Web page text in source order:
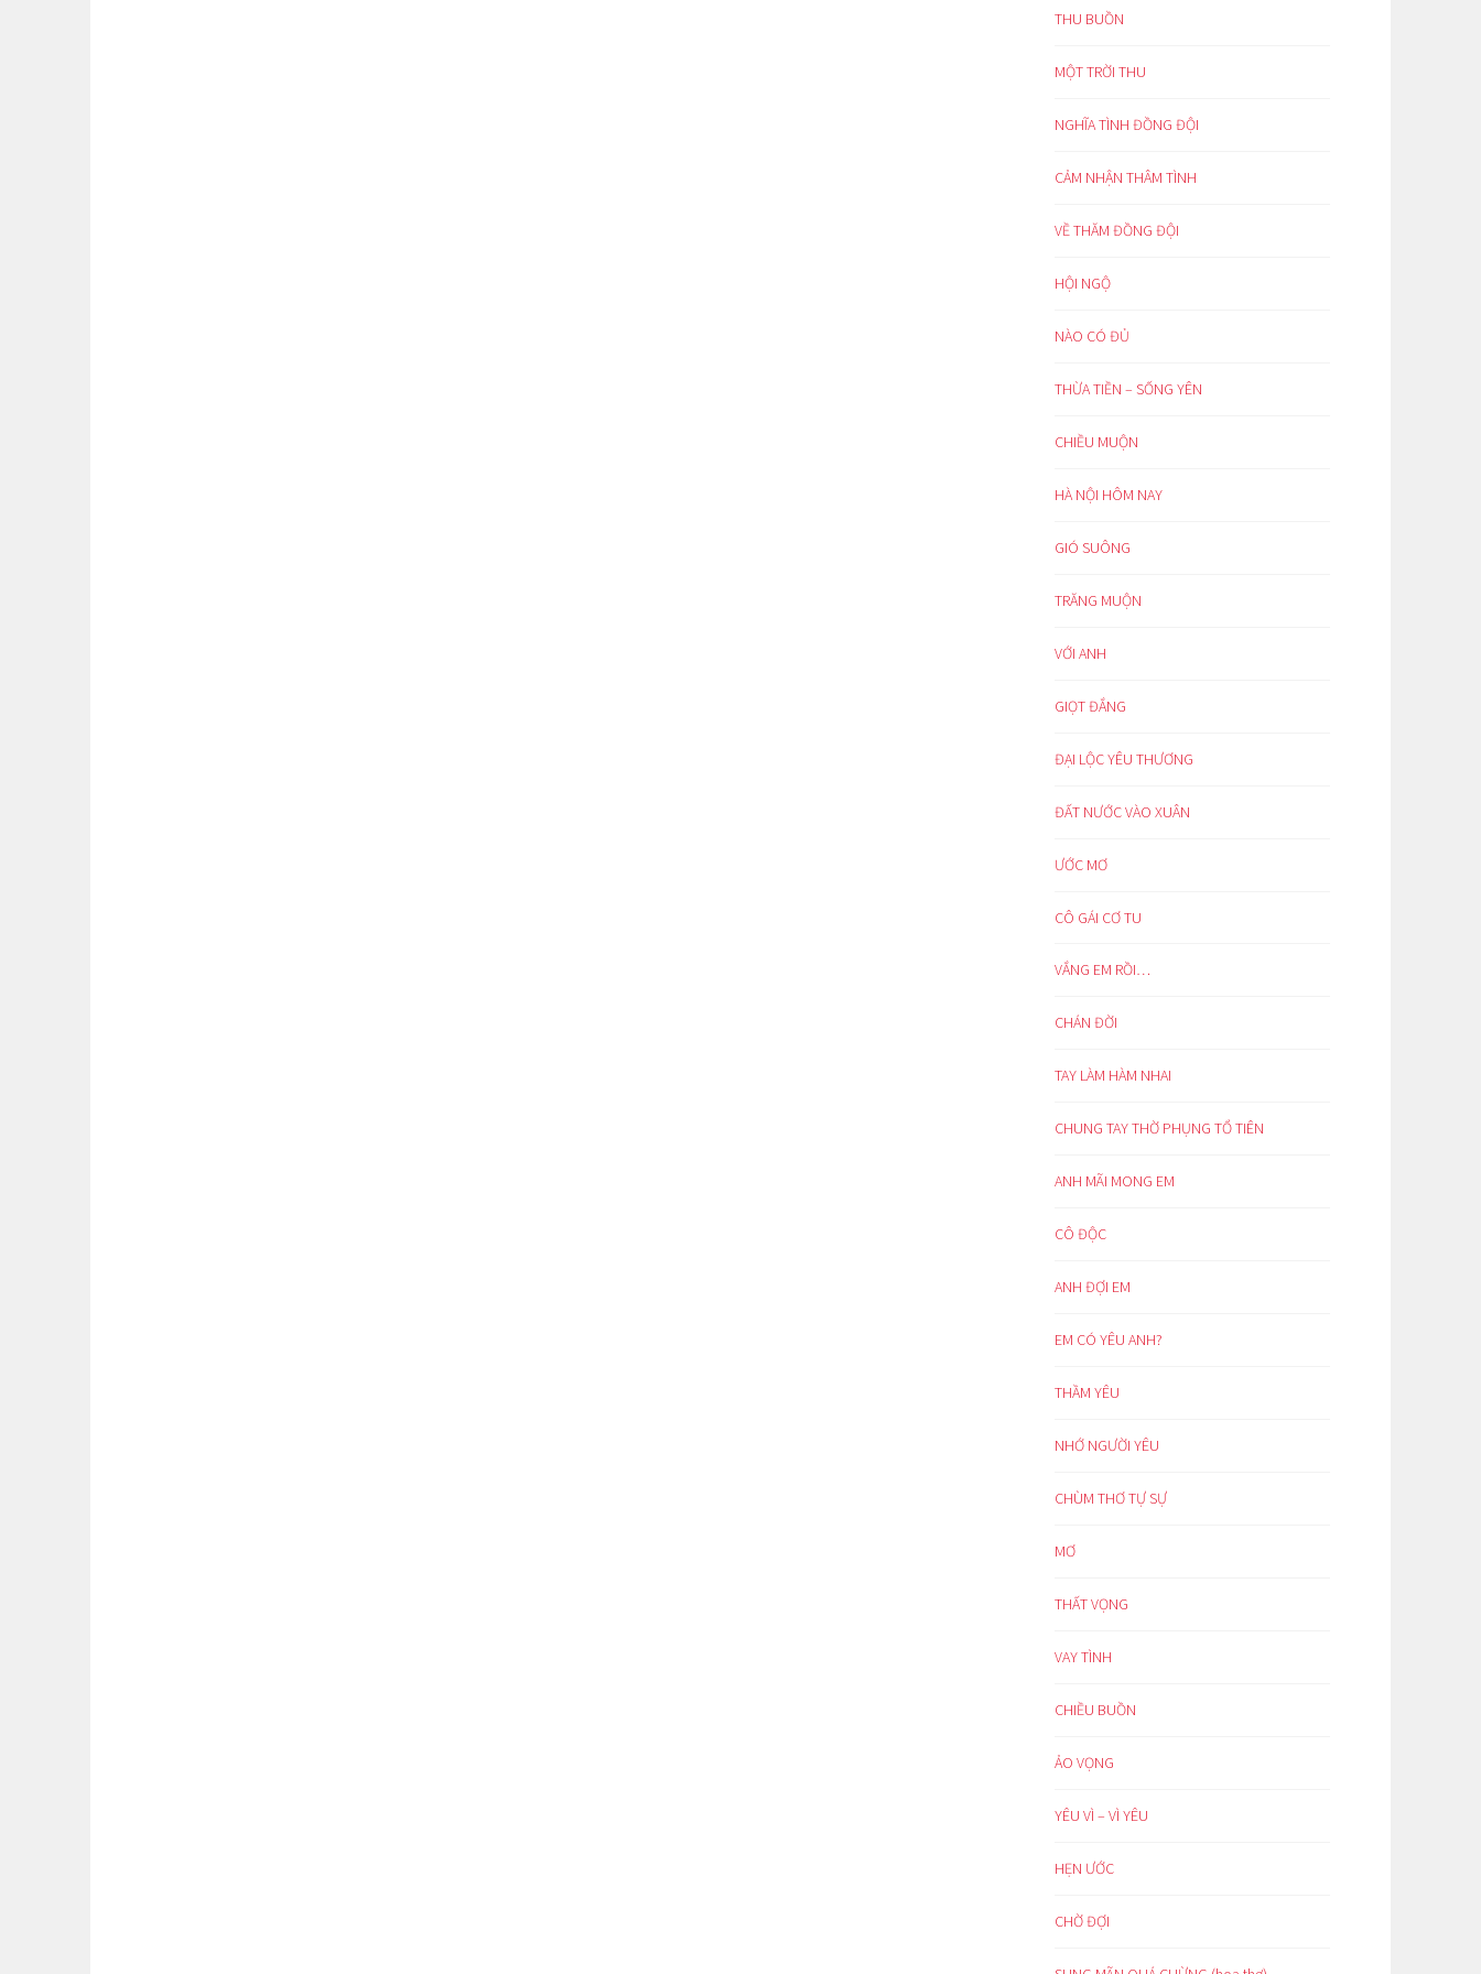
THU BUỒN
MỘT TRỜI THU
NGHĨA TÌNH ĐỒNG ĐỘI
CẢM NHẬN THÂM TÌNH
VỀ THĂM ĐỒNG ĐỘI
HỘI NGỘ
NÀO CÓ ĐỦ
THỪA TIỀN – SỐNG YÊN
CHIỀU MUỘN
HÀ NỘI HÔM NAY
GIÓ SUÔNG
TRĂNG MUỘN
VỚI ANH
GIỌT ĐẮNG
ĐẠI LỘC YÊU THƯƠNG
ĐẤT NƯỚC VÀO XUÂN
ƯỚC MƠ
CÔ GÁI CƠ TU
VẮNG EM RỒI…
CHÁN ĐỜI
TAY LÀM HÀM NHAI
CHUNG TAY THỜ PHỤNG TỔ TIÊN
ANH MÃI MONG EM
CÔ ĐỘC
ANH ĐỢI EM
EM CÓ YÊU ANH?
THẦM YÊU
NHỚ NGƯỜI YÊU
CHÙM THƠ TỰ SỰ
MƠ
THẤT VỌNG
VAY TÌNH
CHIỀU BUỒN
ẢO VỌNG
YÊU VÌ – VÌ YÊU
HẸN ƯỚC
CHỜ ĐỢI